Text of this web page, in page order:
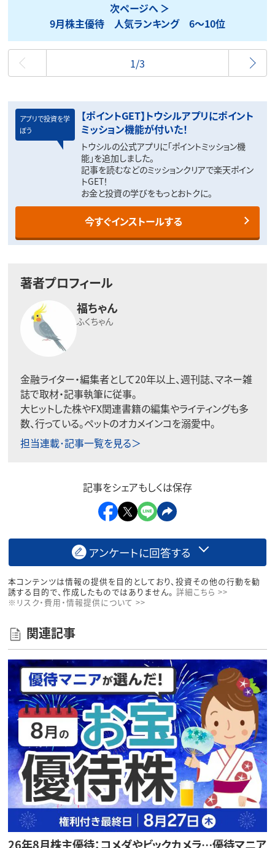
次ページへ
9月株主優待 人気ランキング 6～10位
最初
1/3
アプリで投資を学
ぼう
【ポイントGET】トウシルアプリにポイント
ミッション機能が付いた！
トウシルの公式アプリに「ポイントミッション機
能」を追加しました。
記事を読むなどのミッションクリアで楽天ポイン
トGET！
お金と投資の学びをもっとおトクに。
今すぐインストールする
著者プロフィール
福ちゃん
ふくちゃん
金融ライター・編集者として20年以上、週刊誌、マネー雑
誌で取材・記事執筆に従事。
大ヒットした株やFX関連書籍の編集やライティングも多
数、行っている。ペットのオカメインコを溺愛中。
担当連載･記事一覧を見る＞
記事をシェアもしくは保存
アンケートに回答する
本コンテンツは情報の提供を目的としており、投資その他の行動を勧
誘する目的で、作成したものではありません。 詳細こちら >>
※リスク・費用・情報提供について >>
関連記事
26年8月株主優待：コメダやビックカメラ…優待マニア